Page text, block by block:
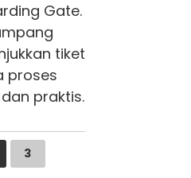
Gate.
tiket
proses
praktis.
3